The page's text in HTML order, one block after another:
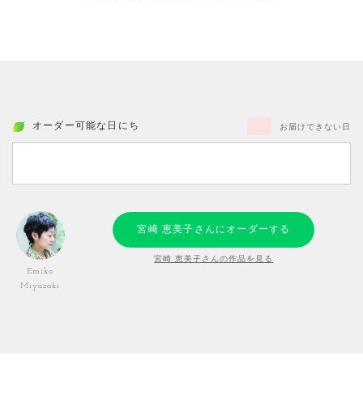
オーダー可能な日にち お届けできない日
Emiko
Miyazaki
宮崎 恵美子さんにオーダーする
宮崎 恵美子さんの作品を見る